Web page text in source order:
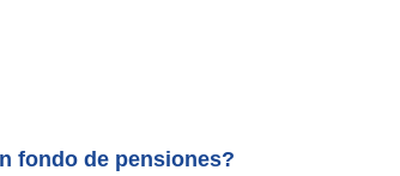
fondo de pensiones?